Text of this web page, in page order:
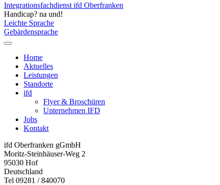
Integrationsfachdienst ifd Oberfranken
Handicap? na und!
Leichte Sprache
Gebärdensprache
Home
Aktuelles
Leistungen
Standorte
ifd
Flyer & Broschüren
Unternehmen IFD
Jobs
Kontakt
ifd Oberfranken gGmbH
Moritz-Steinhäuser-Weg 2
95030 Hof
Deutschland
Tel 09281 / 840070